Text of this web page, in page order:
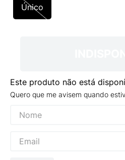
Único
Este produto não está
Quero que me avisem quando
º
VEJA COUNTRY
10º NEW 530